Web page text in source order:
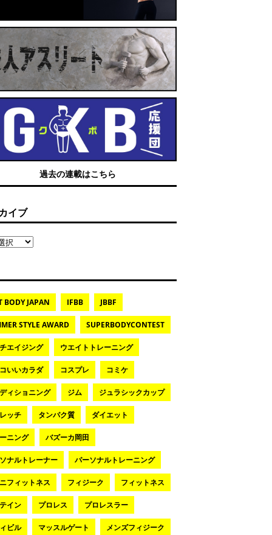
過去の連載はこちら
イブ
BODY JAPAN IFBB JBBF
STYLE AWARD SUPERBODYCONTEST
エイジング ウエイトトレーニング
いいカラダ コスプレ コミケ
ィショニング ジム ジュラシックカップ
ッチ タンパク質 ダイエット
ニング バズーカ岡田
ナルトレーナー パーソナルトレーニング
フィットネス フィジーク フィットネス
イン プロレス プロレスラー
ビル マッスルゲート メンズフィジーク